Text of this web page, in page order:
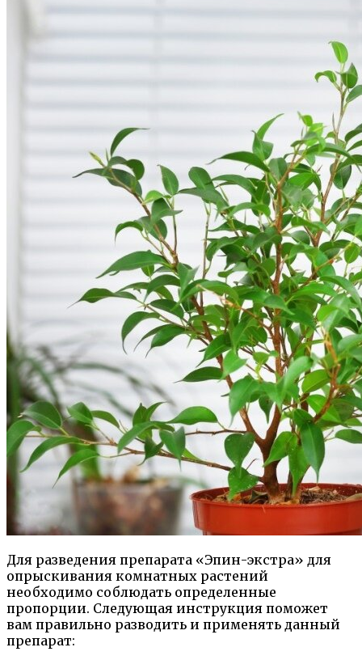
Для разведения препарата «Эпин-экстра» для
опрыскивания комнатных растений
необходимо соблюдать определенные
пропорции. Следующая инструкция поможет
вам правильно разводить и применять данный
препарат: